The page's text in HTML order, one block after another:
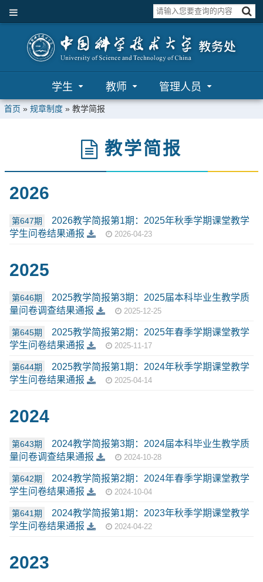
学生 教师 管理人员
首页 » 规章制度 » 教学简报
教学简报
2026
第647期
2026教学简报第1期：2025年秋季学期课堂教学
学生问卷结果通报
2026-04-23
2025
第646期
2025教学简报第3期：2025届本科毕业生教学质
量问卷调查结果通报
2025-12-25
第645期
2025教学简报第2期：2025年春季学期课堂教学
学生问卷结果通报
2025-11-17
第644期
2025教学简报第1期：2024年秋季学期课堂教学
学生问卷结果通报
2025-04-14
2024
第643期
2024教学简报第3期：2024届本科毕业生教学质
量问卷调查结果通报
2024-10-28
第642期
2024教学简报第2期：2024年春季学期课堂教学
学生问卷结果通报
2024-10-04
第641期
2024教学简报第1期：2023年秋季学期课堂教学
学生问卷结果通报
2024-04-22
2023